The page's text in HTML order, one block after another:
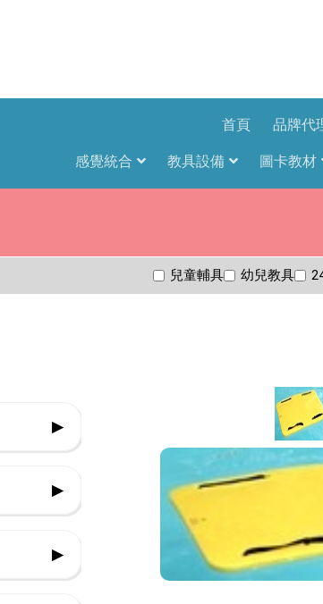
首頁 品牌代
感覺統合 教具設備 圖卡教材
兒童輔具 幼兒教具
▶
▶
▶